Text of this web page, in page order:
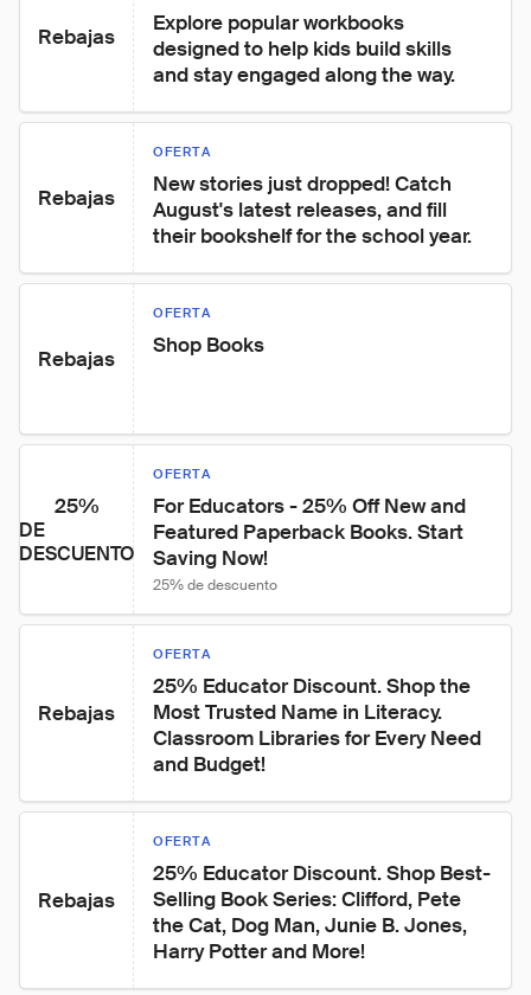
Rebajas
Explore popular workbooks
designed to help kids build skills
and stay engaged along the way.
Rebajas
OFERTA
New stories just dropped! Catch
August's latest releases, and fill
their bookshelf for the school year.
Rebajas
OFERTA
Shop Books
25%
DE
DESCUENTO
OFERTA
For Educators - 25% Off New and
Featured Paperback Books. Start
Saving Now!
25% de descuento
Rebajas
OFERTA
25% Educator Discount. Shop the
Most Trusted Name in Literacy.
Classroom Libraries for Every Need
and Budget!
Rebajas
OFERTA
25% Educator Discount. Shop Best-
Selling Book Series: Clifford, Pete
the Cat, Dog Man, Junie B. Jones,
Harry Potter and More!